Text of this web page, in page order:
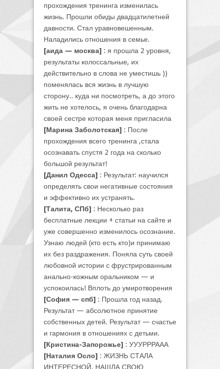
прохождения тренинга изменилась
жизнь. Прошли обиды двадцатилетней
давности. Стал уравновешенным.
Наладились отношения в семье.
[аида — москва] : я прошла 2 уровня,
результаты колоссальные, их
действительно в слова не уместишь ))
поменялась вся жизнь в лучшую
сторону.. куда ни посмотреть, а до этого
жить не хотелось, я очень благодарна
своей сестре которая меня пригласила
[Марина Заболотская] : После
прохождения всего тренинга ,стала
осознавать спустя 2 года на сколько
большой результат!
[Данил Одесса] : Результат: научился
определять свои негативные состояния
и эффективно их устранять.
[Талита, СПб] : Несколько раз
бесплатные лекции + статьи на сайте и
уже совершенно изменилось осознание.
Узнаю людей (кто есть кто)и принимаю
их без раздражения. Поняла суть своей
любовной истории с фрустрированным
анально-кожным оральником — и
успокоилась! Вплоть до умиротворения
[София — спб] : Прошла год назад.
Результат — абсолютное принятие
собственных детей. Результат — счастье
и гармония в отношениях с детьми.
[Кристина-Запорожье] : УУУРРРААА
[Наталия Осло] : ЖИЗНЬ СТАЛА
ИНТЕРЕСНОЙ. НАШЛА СВОЮ